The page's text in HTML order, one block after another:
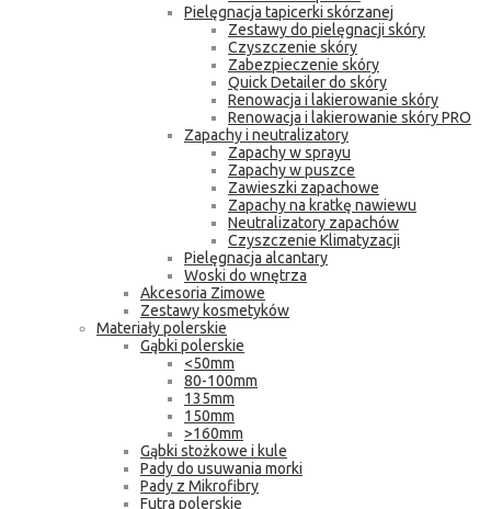
Pielęgnacja tapicerki skórzanej
Zestawy do pielęgnacji skóry
Czyszczenie skóry
Zabezpieczenie skóry
Quick Detailer do skóry
Renowacja i lakierowanie skóry
Renowacja i lakierowanie skóry PRO
Zapachy i neutralizatory
Zapachy w sprayu
Zapachy w puszce
Zawieszki zapachowe
Zapachy na kratkę nawiewu
Neutralizatory zapachów
Czyszczenie Klimatyzacji
Pielęgnacja alcantary
Woski do wnętrza
Akcesoria Zimowe
Zestawy kosmetyków
Materiały polerskie
Gąbki polerskie
<50mm
80-100mm
135mm
150mm
>160mm
Gąbki stożkowe i kule
Pady do usuwania morki
Pady z Mikrofibry
Futra polerskie